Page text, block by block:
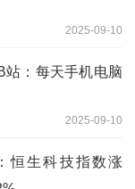
2025-09-10
站：每天手机电脑
2025-09-10
恒生科技指数涨